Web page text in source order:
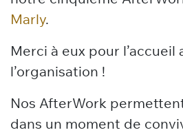
Marly.
Merci à eux pour l’accueil
l’organisation !
Nos AfterWork
dans un moment de